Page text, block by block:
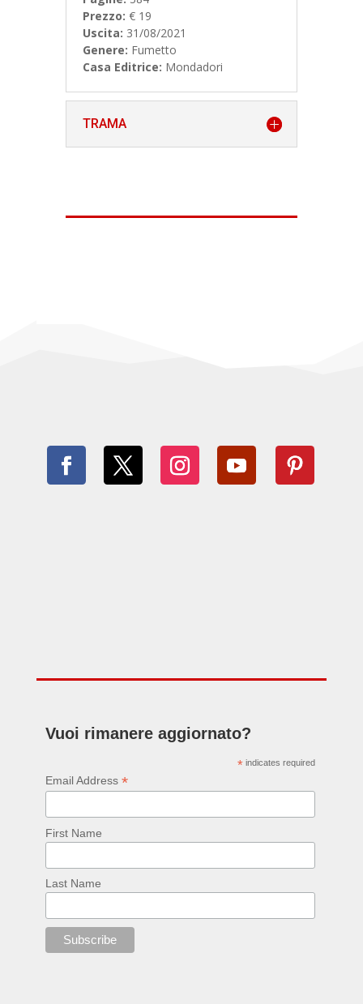
Prezzo: € 19
Uscita: 31/08/2021
Genere: Fumetto
Casa Editrice: Mondadori
TRAMA
Vuoi rimanere aggiornato?
* indicates required
Email Address *
First Name
Last Name